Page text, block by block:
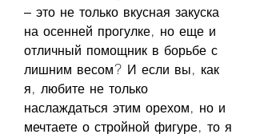
– это не только вкусная закуска
на осенней прогулке, но еще и
отличный помощник в борьбе с
лишним весом? И если вы, как
я, любите не только
наслаждаться этим орехом, но и
мечтаете о стройной фигуре, то я